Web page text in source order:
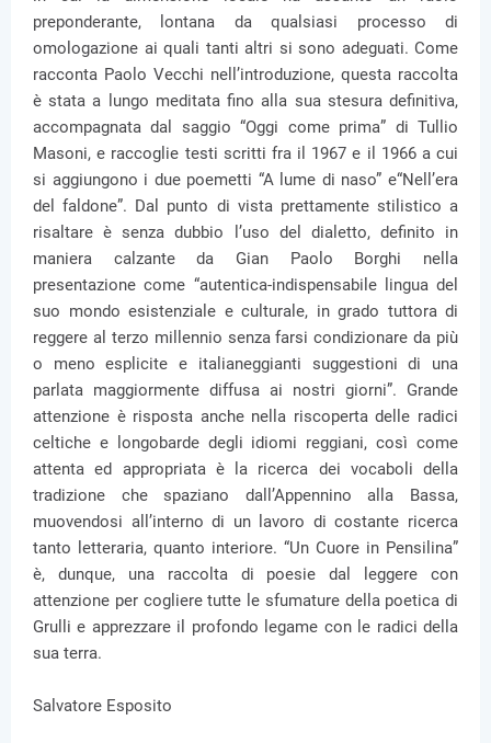
preponderante, lontana da qualsiasi processo di
omologazione ai quali tanti altri si sono adeguati. Come
racconta Paolo Vecchi nell’introduzione, questa raccolta
è stata a lungo meditata fino alla sua stesura definitiva,
accompagnata dal saggio “Oggi come prima” di Tullio
Masoni, e raccoglie testi scritti fra il 1967 e il 1966 a cui
si aggiungono i due poemetti “A lume di naso” e“Nell’era
del faldone”. Dal punto di vista prettamente stilistico a
risaltare è senza dubbio l’uso del dialetto, definito in
maniera calzante da Gian Paolo Borghi nella
presentazione come “autentica-indispensabile lingua del
suo mondo esistenziale e culturale, in grado tuttora di
reggere al terzo millennio senza farsi condizionare da più
o meno esplicite e italianeggianti suggestioni di una
parlata maggiormente diffusa ai nostri giorni”. Grande
attenzione è risposta anche nella riscoperta delle radici
celtiche e longobarde degli idiomi reggiani, così come
attenta ed appropriata è la ricerca dei vocaboli della
tradizione che spaziano dall’Appennino alla Bassa,
muovendosi all’interno di un lavoro di costante ricerca
tanto letteraria, quanto interiore. “Un Cuore in Pensilina”
è, dunque, una raccolta di poesie dal leggere con
attenzione per cogliere tutte le sfumature della poetica di
Grulli e apprezzare il profondo legame con le radici della
sua terra.
Salvatore Esposito